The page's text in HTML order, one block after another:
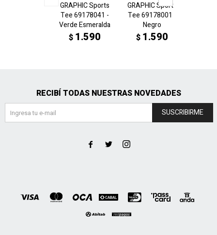
GRAPHIC Sports
Tee 69178041 -
Verde Esmeralda
$ 1.590
GRAPHIC Sports
Tee 69178001 -
Negro
$ 1.590
RECIBÍ TODAS NUESTRAS NOVEDADES
SUSCRIBIRME
  